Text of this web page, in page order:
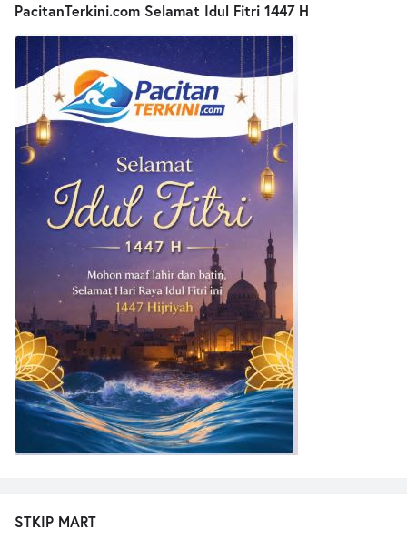
PacitanTerkini.com Selamat Idul Fitri 1447 H
STKIP MART